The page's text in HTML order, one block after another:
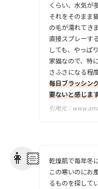
くらい、水気が
それをそのまま
の毛が濡れてきま
直接スプレーす
しても、やっぱ
家猫なので、特
さふさになる程
毎日ブラッシン
要ないと感じま
引用元：
乾燥肌で毎年冬
この寒いのにお
るものを探して